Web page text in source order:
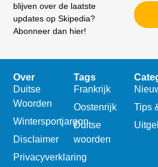
blijven over de laatste
updates op Skipedia?
Abonneer dan hier!
Over
Duitse
Woorden
Wintersportjargon
Disclaimer
Privacyverklaring
Tags
Frankrijk
Oostenrijk
Duitse
woorden
Tips